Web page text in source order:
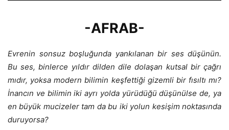
-AFRAB-
Evrenin sonsuz boşluğunda yankılanan bir ses düşünün.
Bu ses, binlerce yıldır dilden dile dolaşan kutsal bir çağrı
mıdır, yoksa modern bilimin keşfettiği gizemli bir fısıltı mı?
İnancın ve bilimin iki ayrı yolda yürüdüğü düşünülse de, ya
en büyük mucizeler tam da bu iki yolun kesişim noktasında
duruyorsa?